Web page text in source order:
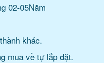
02-05Năm
khác.
mua về tự lắp đặt.